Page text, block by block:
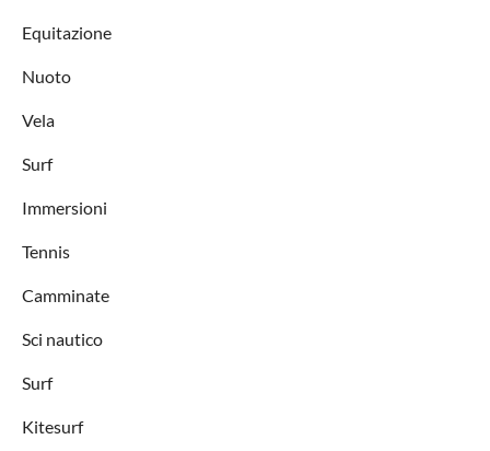
Equitazione
Nuoto
Vela
Surf
Immersioni
Tennis
Camminate
Sci nautico
Surf
Kitesurf